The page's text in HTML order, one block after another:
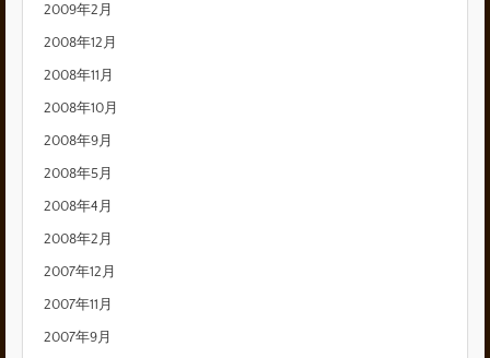
2009年2月
2008年12月
2008年11月
2008年10月
2008年9月
2008年5月
2008年4月
2008年2月
2007年12月
2007年11月
2007年9月